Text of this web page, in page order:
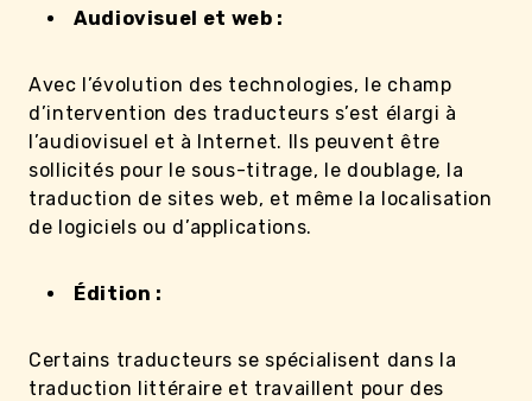
Audiovisuel et web :
Avec l’évolution des technologies, le champ
d’intervention des traducteurs s’est élargi à
l’audiovisuel et à Internet. Ils peuvent être
sollicités pour le sous-titrage, le doublage, la
traduction de sites web, et même la localisation
de logiciels ou d’applications.
Édition :
Certains traducteurs se spécialisent dans la
traduction littéraire et travaillent pour des